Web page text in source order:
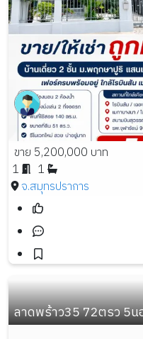
ขาย 5,200,000 บาท
1
1
จ.สมุทรปราการ
ลาดพร้าว35 72ตรว 5น